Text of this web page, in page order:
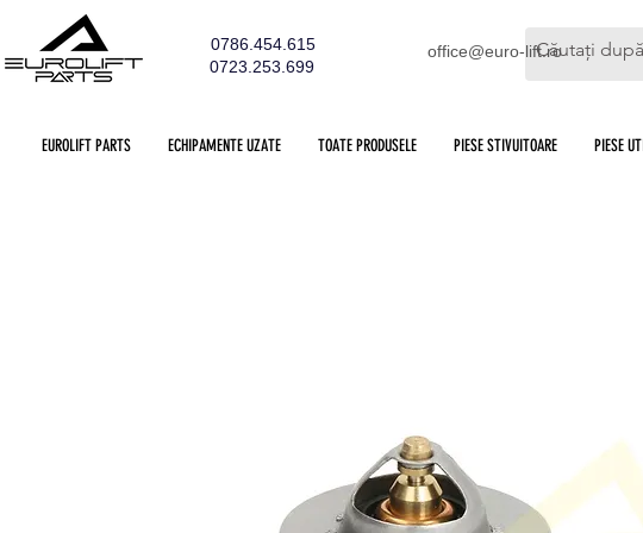
0786.454.615
0723.253.699
office@euro-lift.ro
EUROLIFT PARTS ECHIPAMENTE UZATE TOATE PRODUSELE PIESE STIVUITOARE PIESE